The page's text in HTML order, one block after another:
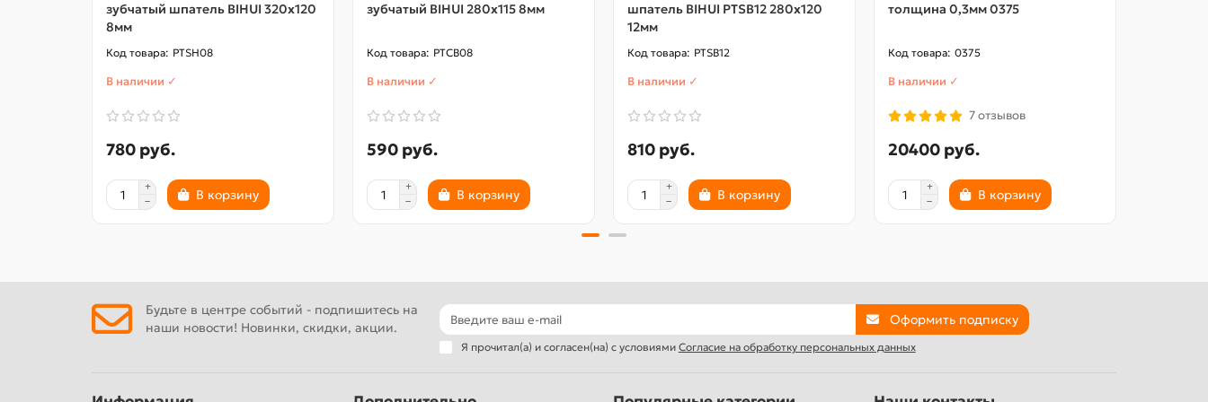
зубчатый шпатель BIHUI 320х120
8мм
PTSH08
В наличии ✓
780 руб.
В корзину
зубчатый BIHUI 280х115 8мм
PTCB08
В наличии ✓
590 руб.
В корзину
шпатель BIHUI PTSB12 280х120
12мм
PTSB12
В наличии ✓
810 руб.
В корзину
толщина 0,3мм 0375
0375
В наличии ✓
7 отзывов
20400 руб.
В корзину
Будьте в центре событий - подпишитесь на
наши новости! Новинки, скидки, акции.
Оформить подписку
Я прочитал(а) и согласен(на) с условиями Согласие на обработку персональных данных